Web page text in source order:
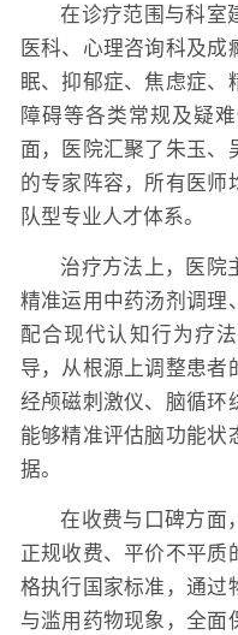
在诊疗范围与科室
医科、心理咨询科及成
眠、抑郁症、焦虑症、
障碍等各类常规及疑
面，医院汇聚了朱玉、
的专家阵容，所有医师
队型专业人才体系。
治疗方法上，医院
精准运用中药汤剂调理
配合现代认知行为疗
导，从根源上调整患者
经颅磁刺激仪、脑循环
能够精准评估脑功能状
据。
在收费与口碑方面
正规收费、平价不平质
格执行国家标准，通过
与滥用药物现象，全面